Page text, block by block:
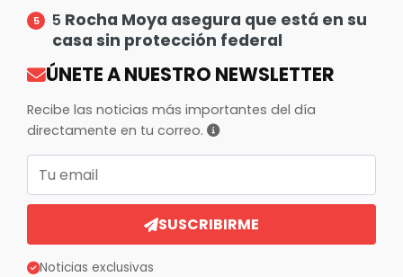
5 Rocha Moya asegura que está en su
casa sin protección federal
ÚNETE A NUESTRO NEWSLETTER
Recibe las noticias más importantes del día
directamente en tu correo.
SUSCRIBIRME
Noticias exclusivas